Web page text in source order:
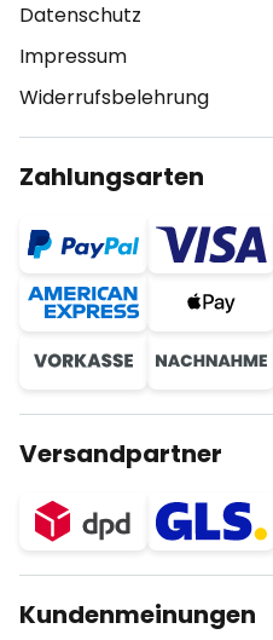
Datenschutz
Impressum
Widerrufsbelehrung
Zahlungsarten
Versandpartner
Kundenmeinungen